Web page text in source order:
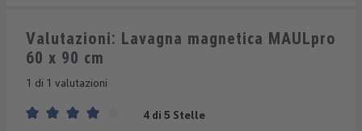
Valutazioni: Lavagna magnetica MAULpro
60 x 90 cm
1 di 1 valutazioni
4 di 5 Stelle